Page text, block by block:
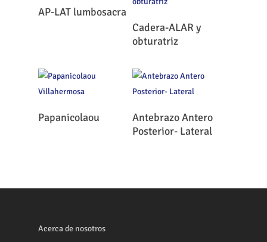
Leer Más
AP-LAT lumbosacra
Leer Más
Cadera-ALAR y
obturatriz
Leer Más
Papanicolaou Leer Más
Antebrazo Antero
Posterior- Lateral
Acerca de nosotros